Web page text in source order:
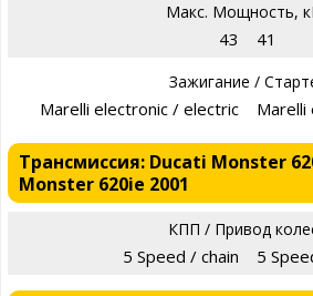
Макс. Мощность,
43 41
Зажигание /
Marelli electronic / electric Marelli
Трансмиссия: Ducati Monster
Monster 620ie 2001
КПП / Привод
5 Speed / chain 5